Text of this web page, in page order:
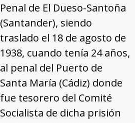
Penal de El Dueso-Santoña
(Santander), siendo
traslado el 18 de agosto de
1938, cuando tenía 24 años,
al penal del Puerto de
Santa María (Cádiz) donde
fue tesorero del Comité
Socialista de dicha prisión